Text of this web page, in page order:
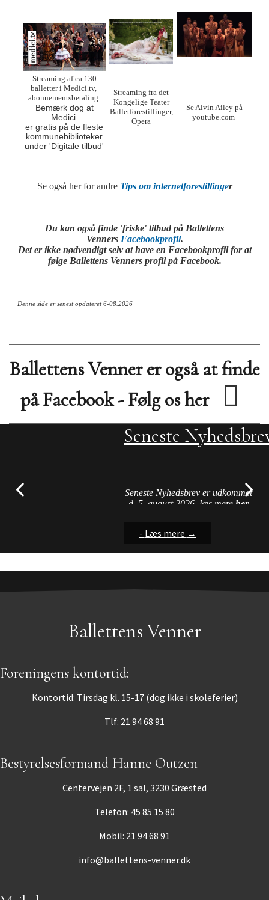
Streaming af ca 130
balletter i Medici.tv,
abonnementsbetaling.
Bemærk dog at
Medici
er gratis på de fleste
kommunebiblioteker
under 'Digitale tilbud'
Streaming fra det
Kongelige Teater
Balletforestillinger,
Opera
Se Alvin Ailey på
youtube.com
Se også her for andre Tips om internetforestillinger
Du kan også finde 'friske' tilbud på Ballettens
Venners Facebookprofil.
Det er ikke nødvendigt selv at have en Facebookprofil for at
følge Ballettens Venners profil på Facebook.
Denne side er senest opdateret 6-08.2026
Ballettens Venner er også at finde
på Facebook - Følg os her
Seneste
Seneste Nyhedsbrev er udkommet
d. 5. august 2026, læs mere her
- Læs mere →
Streamingstilbud
- Læs mere →
FAQ - Hjælp på
hyppigt er præsenteret for ved
brug af hjemmesiden....
- Læs mere →
Ballettens Venner
Foreningens kontortid:
Kontortid: Tirsdag kl. 15-17 (dog ikke i skoleferier)
Tlf: 21 94 68 91
Bestyrelsesformand Hanne Outzen
Centervejen 2F, 1 sal, 3230 Græsted
Telefon: 45 85 15 80
Mobil: 21 94 68 91
info@ballettens-venner.dk